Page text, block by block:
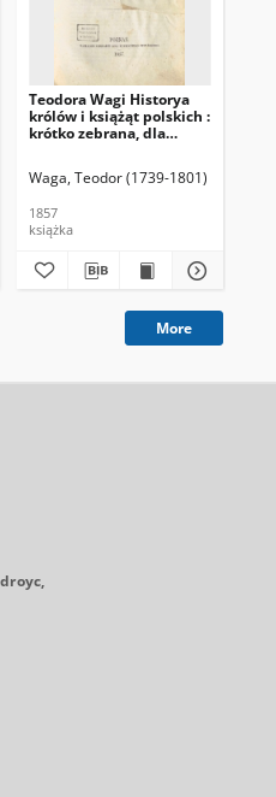
Lelewel, Joachim (1786-1861). Oprac.
Teodora Wagi Historya
królów i książąt polskich :
krótko zebrana, dla
1824 znacznie
pomnożona.
Waga, Teodor (1739-1801)
1857
książka
More